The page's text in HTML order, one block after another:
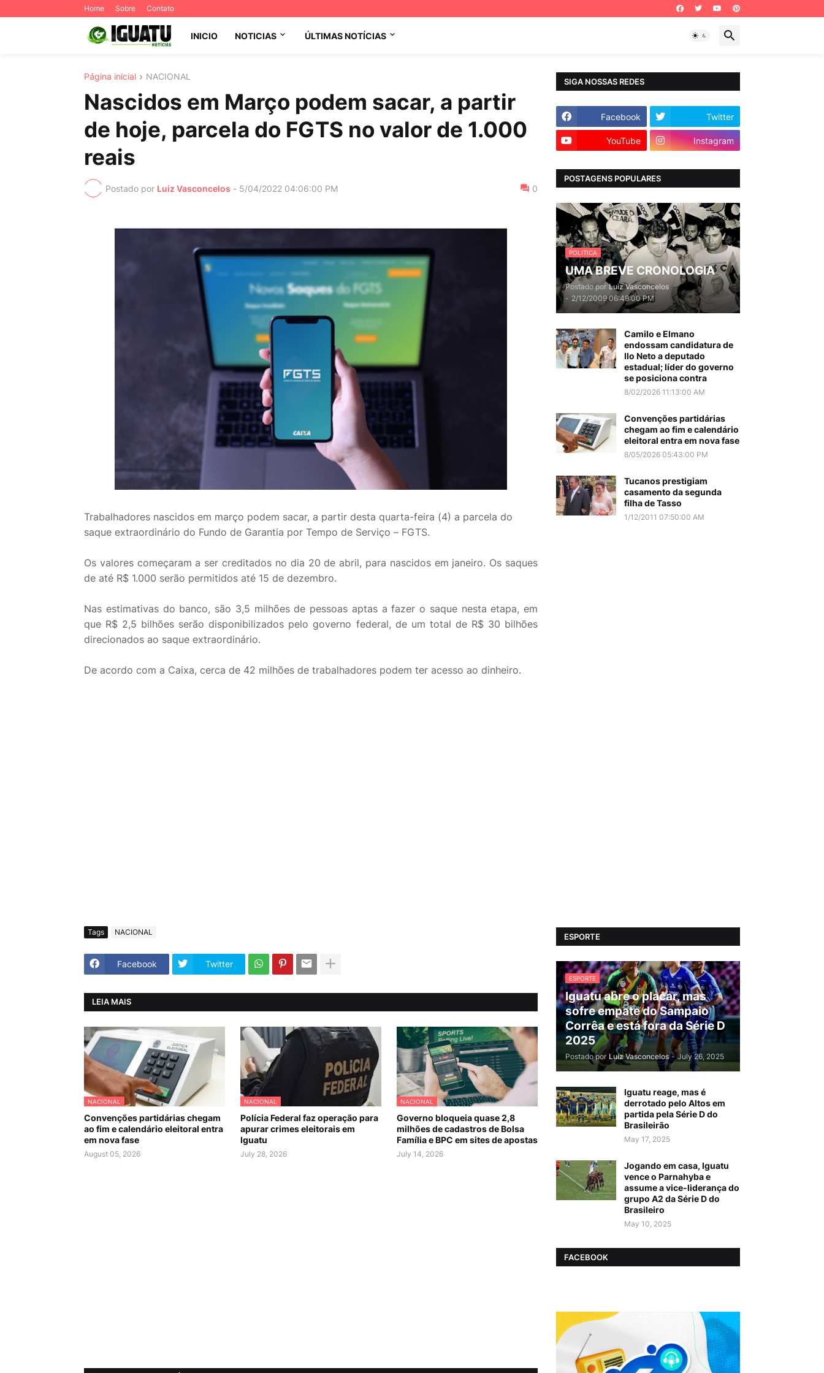
Home Sobre Contato
INICIO NOTICIAS ÚLTIMAS NOTÍCIAS
Página inicial NACIONAL
Nascidos em Março podem sacar, a partir
de hoje, parcela do FGTS no valor de 1.000
reais
Postado por Luiz Vasconcelos - 5/04/2022 04:06:00 PM 0
Trabalhadores nascidos em março podem sacar, a partir desta quarta-feira (4) a parcela do
saque extraordinário do Fundo de Garantia por Tempo de Serviço – FGTS.
Os valores começaram a ser creditados no dia 20 de abril, para nascidos em janeiro. Os saques
de até R$ 1.000 serão permitidos até 15 de dezembro.
Nas estimativas do banco, são 3,5 milhões de pessoas aptas a fazer o saque nesta etapa, em
que R$ 2,5 bilhões serão disponibilizados pelo governo federal, de um total de R$ 30 bilhões
direcionados ao saque extraordinário.
De acordo com a Caixa, cerca de 42 milhões de trabalhadores podem ter acesso ao dinheiro.
Tags NACIONAL
Facebook Twitter
LEIA MAIS
NACIONAL
Convenções partidárias chegam
ao fim e calendário eleitoral entra
em nova fase
August 05, 2026
NACIONAL
Polícia Federal faz operação para
apurar crimes eleitorais em
Iguatu
July 28, 2026
NACIONAL
Governo bloqueia quase 2,8
milhões de cadastros de Bolsa
Família e BPC em sites de apostas
July 14, 2026
SIGA NOSSAS REDES
Facebook Twitter
YouTube Instagram
POSTAGENS POPULARES
POLITICA
UMA BREVE CRONOLOGIA
Postado por Luiz Vasconcelos
- 2/12/2009 06:49:00 PM
Camilo e Elmano
endossam candidatura de
Ilo Neto a deputado
estadual; líder do governo
se posiciona contra
8/02/2026 11:13:00 AM
Convenções partidárias
chegam ao fim e calendário
eleitoral entra em nova fase
8/05/2026 05:43:00 PM
Tucanos prestigiam
casamento da segunda
filha de Tasso
1/12/2011 07:50:00 AM
ESPORTE
ESPORTE
Iguatu abre o placar, mas
sofre empate do Sampaio
Corrêa e está fora da Série D
2025
Postado por Luiz Vasconcelos - July 26, 2025
Iguatu reage, mas é
derrotado pelo Altos em
partida pela Série D do
Brasileirão
May 17, 2025
Jogando em casa, Iguatu
vence o Parnahyba e
assume a vice-liderança do
grupo A2 da Série D do
Brasileiro
May 10, 2025
FACEBOOK